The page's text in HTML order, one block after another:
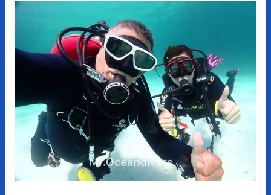
イ
グ
プ
ッ
帰
り
ン